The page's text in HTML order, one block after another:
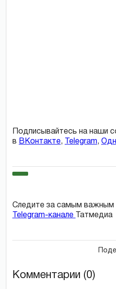
Подписывайтесь на наши
в ВКонтакте, Telegram,
Следите за самым важным
Telegram-канале
Татмедиа
Комментарии (0)